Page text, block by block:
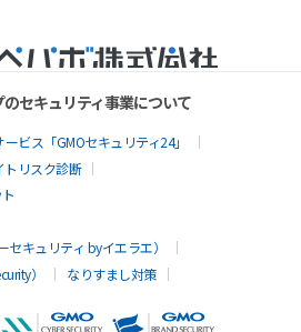
セキュリティ事業について
ビス「GMOセキュリティ24」
トリスク診断
キュリティ byイエラエ）
）
なりすまし対策